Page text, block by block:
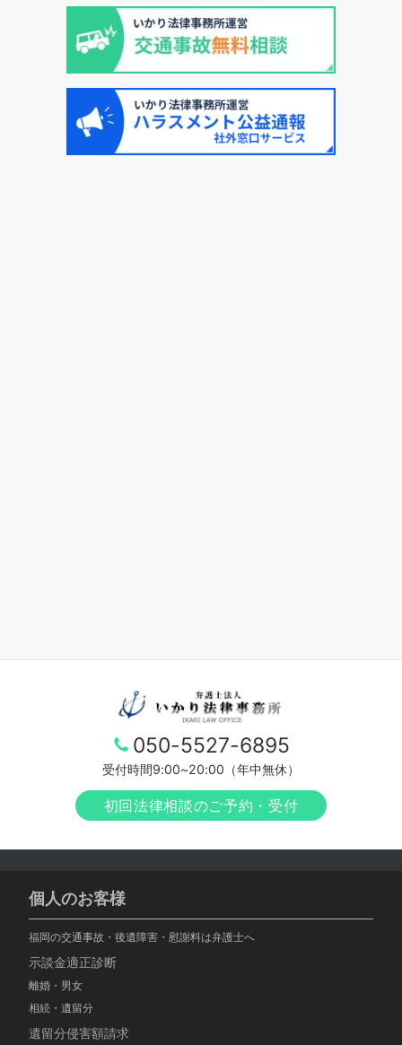
050-5527-6895
受付時間9:00~20:00（年中無休）
初回法律相談のご予約・受付
個人のお客様
福岡の交通事故・後遺障害・慰謝料は弁護士へ
示談金適正診断
離婚・男女
相続・遺留分
遺留分侵害額請求